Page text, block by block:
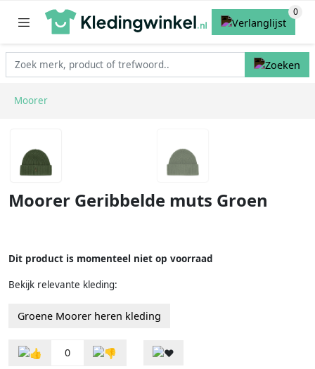
Moorer
Moorer Geribbelde muts Groen
Dit product is momenteel niet op voorraad
Bekijk relevante kleding:
Groene Moorer heren kleding
0